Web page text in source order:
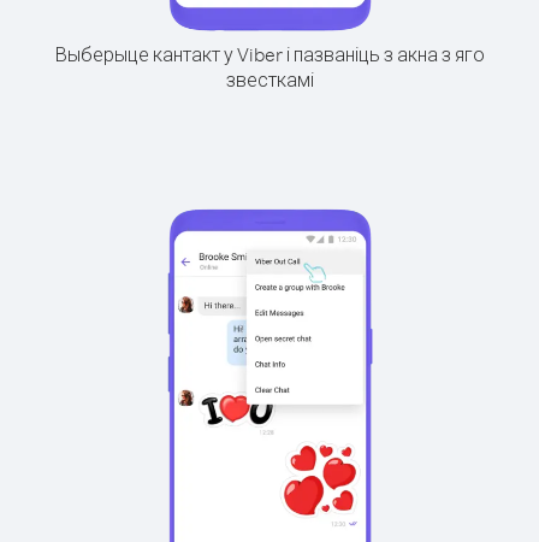
Выберыце кантакт у Viber і пазваніць з акна з яго
звесткамі